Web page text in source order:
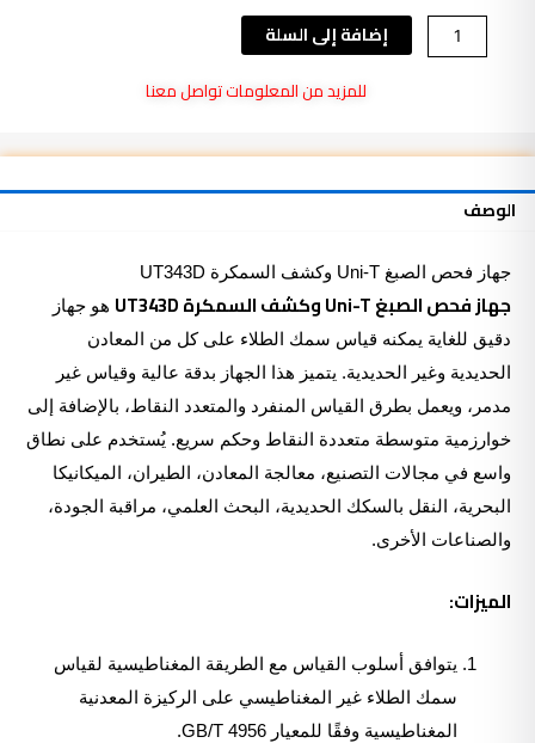
كمية
جهاز
T
وكشف
السمكرة
إضافة إلى السلة
للمزيد من المعلومات تواصل معنا
الوصف
جهاز فحص الصبغ Uni-T وكشف السمكرة UT343D
جهاز فحص الصبغ Uni-T وكشف السمكرة UT343D
هو جهاز
دقيق للغاية يمكنه قياس سمك الطلاء على كل من المعادن
الحديدية وغير الحديدية. يتميز هذا الجهاز بدقة عالية وقياس غير
مدمر، ويعمل بطرق القياس المنفرد والمتعدد النقاط، بالإضافة إلى
خوارزمية متوسطة متعددة النقاط وحكم سريع. يُستخدم على نطاق
واسع في مجالات التصنيع، معالجة المعادن، الطيران، الميكانيكا
البحرية، النقل بالسكك الحديدية، البحث العلمي، مراقبة الجودة،
والصناعات الأخرى.
الميزات:
يتوافق أسلوب القياس مع الطريقة المغناطيسية لقياس
سمك الطلاء غير المغناطيسي على الركيزة المعدنية
المغناطيسية وفقًا للمعيار GB/T 4956.